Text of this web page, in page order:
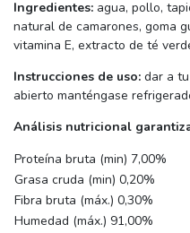
Ingredientes: agua, pollo,
natural de camarones, goma
vitamina E, extracto de té
Instrucciones de uso: dar a
abierto manténgase
Análisis nutricional
Proteína bruta (min) 7,00%
Grasa cruda (min) 0,20%
Fibra bruta (máx.) 0,30%
Humedad (máx.) 91,00%